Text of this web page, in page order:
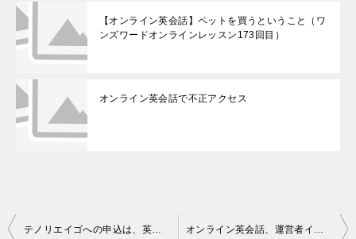
【オンライン英会話】ペットを買うということ（ワ
ンズワードオンラインレッスン173回目）
オンライン英会話で不正アクセス
投